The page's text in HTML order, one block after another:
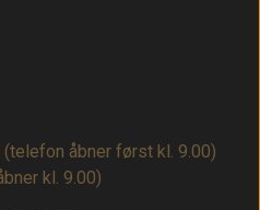
åbner først kl. 9.00)
kl. 9.00)